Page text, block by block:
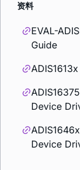
资料
EVAL-
Guide
Device
Device